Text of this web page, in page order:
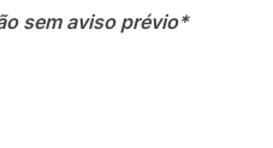
sem aviso prévio*